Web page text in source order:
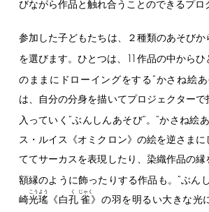
びながら作品と触れ合うことのできるプロ
参加した子どもたちは、２種類のあそび
を選びます。ひとつは、
11作品の中から
のままにドローイングをする"かさね絵
は、自分の分身を描いてプロジェクター
入っていく "ぶんしんあそび"。 "かさね絵
ス・ルイス《オミクロン》の絵を逆さま
ててサーカスを表現したり、染織作品の
額縁のように飾ったりする作品も。 "ぶん
崎光
こう
瑤
よう
《白孔
く
雀
じゃく
》の羽を明るい大きな光